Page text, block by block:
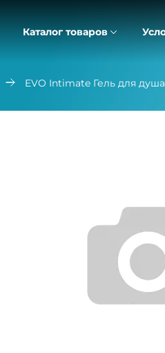
Каталог товаров
EVO Intimate Гель для